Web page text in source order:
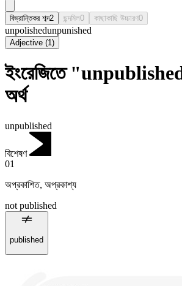
বিভ্রান্তিকর শব্দ2 ছন্দমিল0 কাছাকাছি উচ্চারণ0
unpolishedunpunished
Adjective (1)
ইংরেজিতে
অর্থ
unpublished
বিশেষণ
01
অপ্রকাশিত, অপ্রকাশ্য
not published
published